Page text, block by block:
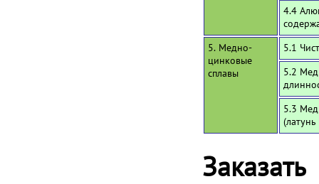
4.4
5. Медно-
цинковые
сплавы
5.1
5.2
5.3
Заказать